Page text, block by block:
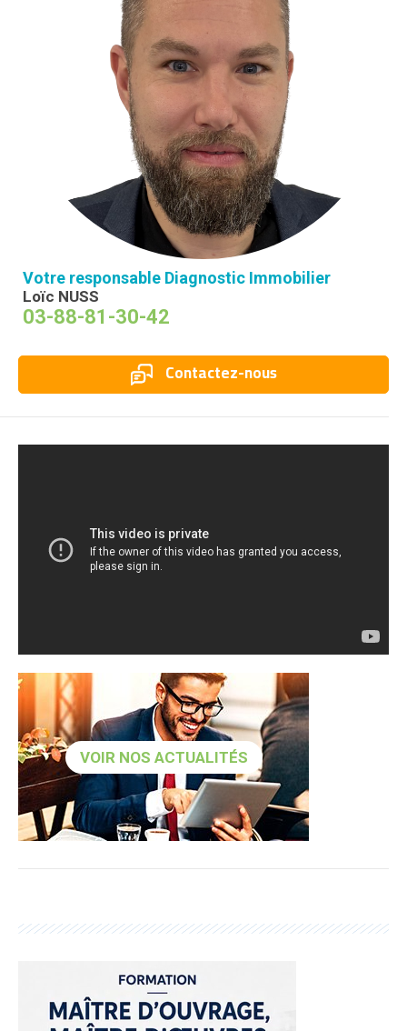
Votre responsable Diagnostic Immobilier
Loïc NUSS
03-88-81-30-42
Contactez-nous
VOIR NOS ACTUALITÉS